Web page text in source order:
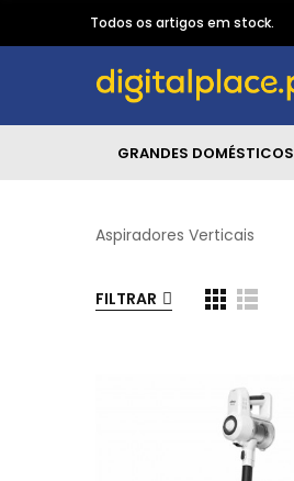
Todos os artigos em stock.
GRANDES DOMÉSTICOS
Aspiradores Verticais
FILTRAR